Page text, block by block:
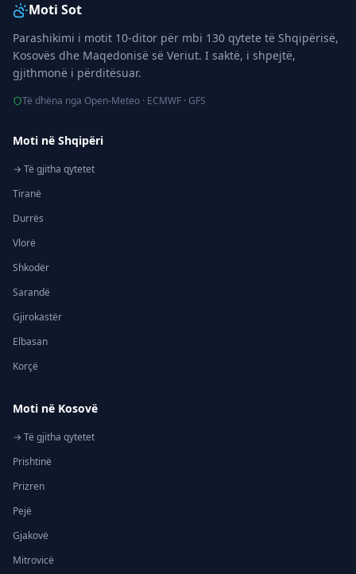
Moti Sot
Parashikimi i motit 10-ditor për mbi 130 qytete të Shqipërisë,
Kosovës dhe Maqedonisë së Veriut. I saktë, i shpejtë,
gjithmonë i përditësuar.
Të dhëna nga Open-Meteo · ECMWF · GFS
Moti në Shqipëri
→ Të gjitha qytetet
Tiranë
Durrës
Vlorë
Shkodër
Sarandë
Gjirokastër
Elbasan
Korçë
Moti në Kosovë
→ Të gjitha qytetet
Prishtinë
Prizren
Pejë
Gjakovë
Mitrovicë